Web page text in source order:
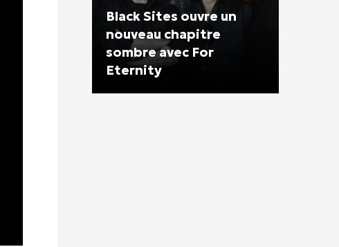
Black Sites ouvre un
nouveau chapitre
sombre avec For
Eternity